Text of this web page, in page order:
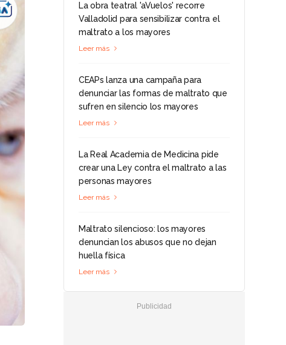
La obra teatral 'aVuelos' recorre
Valladolid para sensibilizar contra el
maltrato a los mayores
Leer más
CEAPs lanza una campaña para
denunciar las formas de maltrato que
sufren en silencio los mayores
Leer más
La Real Academia de Medicina pide
crear una Ley contra el maltrato a las
personas mayores
Leer más
Maltrato silencioso: los mayores
denuncian los abusos que no dejan
huella física
Leer más